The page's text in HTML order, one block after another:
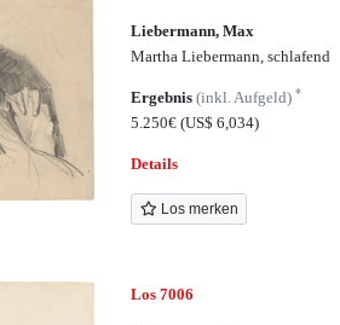
Liebermann, Max
Martha Liebermann, schlafend
Ergebnis(inkl. Aufgeld)*
5.250€(US$ 6,034)
Details
Los merken
Los 7006